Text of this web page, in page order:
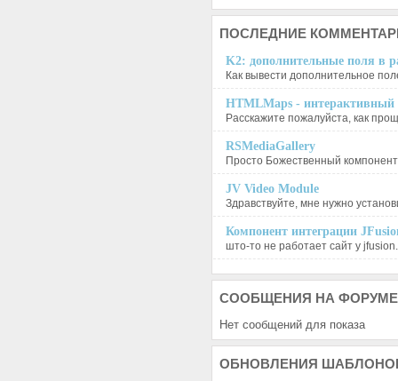
ПОСЛЕДНИЕ
K2: дополнительные поля в
Как вывести дополнительное
HTMLMaps - интерактивный
Расскажите пожалуйста, как
RSMediaGallery
Просто Божественный
JV Video Module
Здравствуйте, мне нужно
Компонент интеграции
што-то не работает сайт у
СООБЩЕНИЯ НА ФОРУМЕ
Нет сообщений для показа
ОБНОВЛЕНИЯ